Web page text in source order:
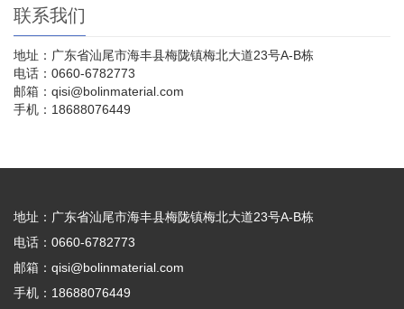
联系我们
地址：广东省汕尾市海丰县梅陇镇梅北大道23号A-B栋
电话：0660-6782773
邮箱：qisi@bolinmaterial.com
手机：18688076449
地址：广东省汕尾市海丰县梅陇镇梅北大道23号A-B栋
电话：0660-6782773
邮箱：qisi@bolinmaterial.com
手机：18688076449